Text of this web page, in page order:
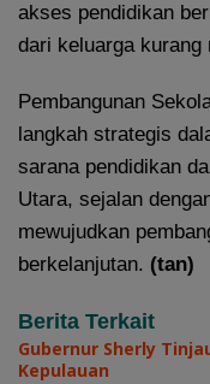
akses pendidikan
dari keluarga kurang
Pembangunan
langkah strategis
sarana pendidikan
Utara, sejalan
mewujudkan
berkelanjutan. (tan)
Berita Terkait
Gubernur Sherly
Kepulauan